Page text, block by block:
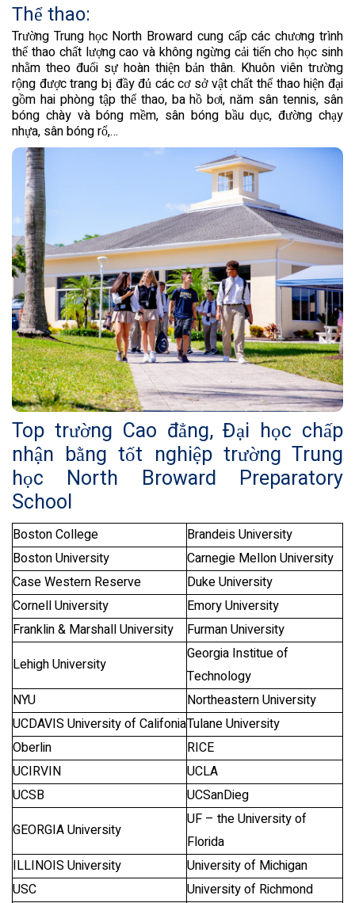
Thể thao:
Trường Trung học North Broward cung cấp các chương trình
thể thao chất lượng cao và không ngừng cải tiến cho học sinh
nhằm theo đuổi sự hoàn thiện bản thân. Khuôn viên trường
rộng được trang bị đầy đủ các cơ sở vật chất thể thao hiện đại
gồm hai phòng tập thể thao, ba hồ bơi, năm sân tennis, sân
bóng chày và bóng mềm, sân bóng bầu dục, đường chạy
nhựa, sân bóng rổ,…
Top trường Cao đẳng, Đại học chấp
nhận bằng tốt nghiệp trường Trung
học North Broward Preparatory
School
Boston College
Brandeis University
Boston University
Carnegie Mellon University
Case Western Reserve
Duke University
Cornell University
Emory University
Franklin & Marshall University
Furman University
Lehigh University
Georgia Institue of
Technology
NYU
Northeastern University
UCDAVIS University of CalifoniaTulane University
Oberlin
RICE
UCIRVIN
UCLA
UCSB
UCSanDieg
GEORGIA University
UF – the University of
Florida
ILLINOIS University
University of Michigan
USC
University of Richmond